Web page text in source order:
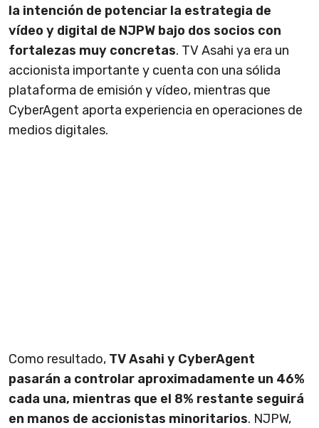
la intención de potenciar la estrategia de
vídeo y digital de NJPW bajo dos socios con
fortalezas muy concretas. TV Asahi ya era un
accionista importante y cuenta con una sólida
plataforma de emisión y vídeo, mientras que
CyberAgent aporta experiencia en operaciones de
medios digitales.
Como resultado, TV Asahi y CyberAgent
pasarán a controlar aproximadamente un 46%
cada una, mientras que el 8% restante seguirá
en manos de accionistas minoritarios. NJPW,